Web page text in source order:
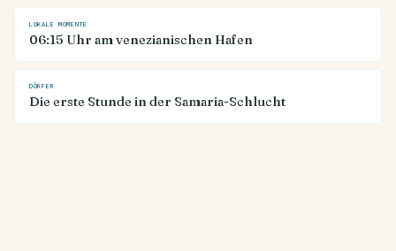
LOKALE MOMENTE
06:15 Uhr am venezianischen Hafen
DÖRFER
Die erste Stunde in der Samaria-Schlucht